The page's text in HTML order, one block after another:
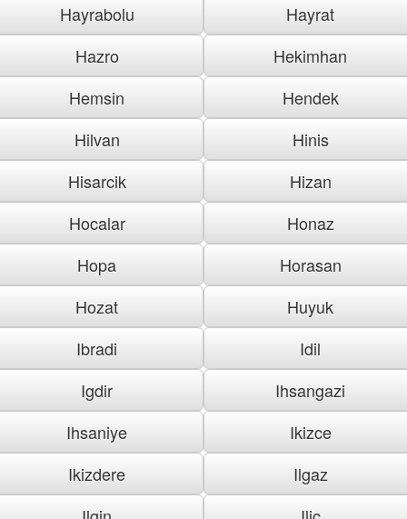
Hayrabolu
Hayrat
Hazro
Hekimhan
Hemsin
Hendek
Hilvan
Hinis
Hisarcik
Hizan
Hocalar
Honaz
Hopa
Horasan
Hozat
Huyuk
Ibradi
Idil
Igdir
Ihsangazi
Ihsaniye
Ikizce
Ikizdere
Ilgaz